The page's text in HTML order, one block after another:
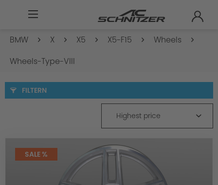
BMW X X5 X5-F15
Wheels
Wheels-Type-VIII
FILTERN
Highest price
SALE %